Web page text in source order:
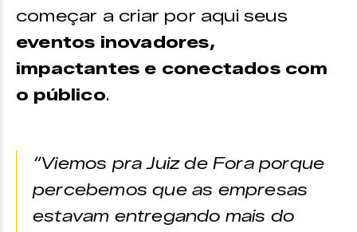
começar a criar por aqui seus
eventos inovadores,
impactantes e conectados com
o público.
“Viemos pra Juiz de Fora porque
percebemos que as empresas
estavam entregando mais do